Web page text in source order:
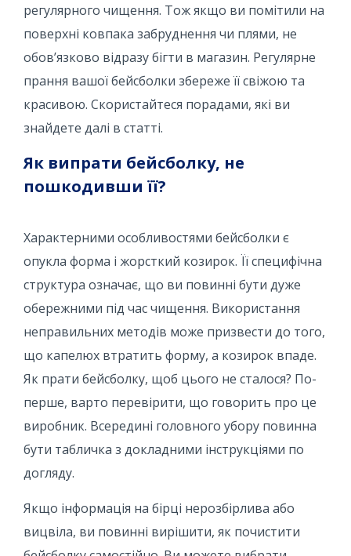
регулярного чищення. Тож якщо ви помітили на
поверхні ковпака забруднення чи плями, не
обов’язково відразу бігти в магазин. Регулярне
прання вашої бейсболки збереже її свіжою та
красивою. Скористайтеся порадами, які ви
знайдете далі в статті.
Як випрати бейсболку, не
пошкодивши її?
Характерними особливостями бейсболки є
опукла форма і жорсткий козирок. Її специфічна
структура означає, що ви повинні бути дуже
обережними під час чищення. Використання
неправильних методів може призвести до того,
що капелюх втратить форму, а козирок впаде.
Як прати бейсболку, щоб цього не сталося? По-
перше, варто перевірити, що говорить про це
виробник. Всередині головного убору повинна
бути табличка з докладними інструкціями по
догляду.
Якщо інформація на бірці нерозбірлива або
вицвіла, ви повинні вирішити, як почистити